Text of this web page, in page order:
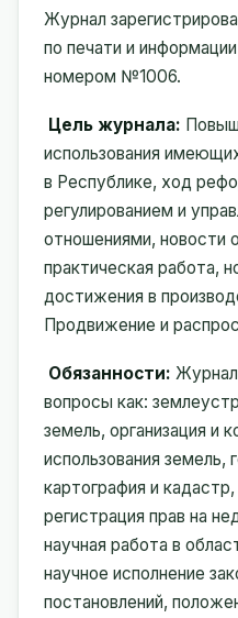
Журнал
по печати и
номером №1006.
Цель журнала:
использования
в Республике, ход
регулированием и
отношениями, новости
практическая работа,
достижения в
Продвижение и
Обязанности:
вопросы как:
земель, организация и
использования земель,
картография и
регистрация прав на
научная работа в
научное исполнение
постановлений,